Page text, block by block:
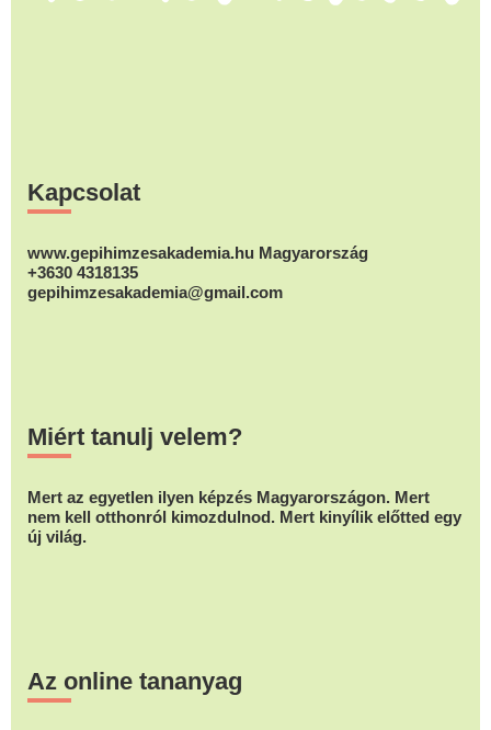
Kapcsolat
www.gepihimzesakademia.hu Magyarország
+3630 4318135
gepihimzesakademia@gmail.com
Miért tanulj velem?
Mert az egyetlen ilyen képzés Magyarországon. Mert
nem kell otthonról kimozdulnod. Mert kinyílik előtted egy
új világ.
Az online tananyag